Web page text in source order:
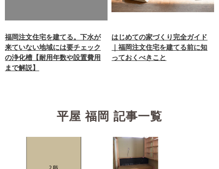
content/themes/nagasaki/f
unctions.phpon line87
福岡注文住宅を建てる。下水が
来ていない地域には要チェック
の浄化槽【耐用年数や設置費用
まで解説】
はじめての家づくり完全ガイド
｜福岡注文住宅を建てる前に知
っておくべきこと
平屋 福岡 記事一覧